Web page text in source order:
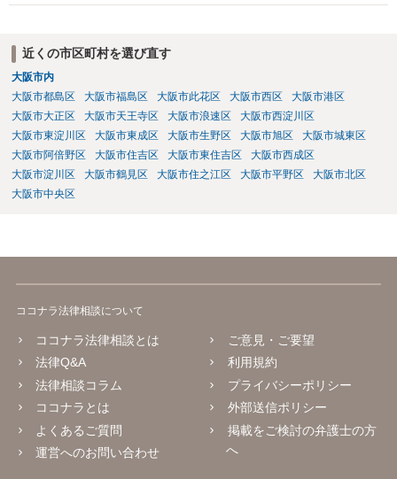
も相続権があります。つまり、孫５人に加えて「おじ又はおば」にも
近くの市区町村を選び直す
大阪市内
大阪市都島区
大阪市福島区 大阪市此花区 大阪市西区
大阪市港区
大阪市大正区
大阪市天王寺区 大阪市浪速区
大阪市西淀川区
大阪市東淀川区
大阪市東成区 大阪市生野区 大阪市旭区
大阪市城東区
大阪市阿倍野区
大阪市住吉区 大阪市東住吉区
大阪市西成区
大阪市淀川区
大阪市鶴見区 大阪市住之江区 大阪市平野区
大阪市北区
大阪市中央区
ココナラ法律相談について
ココナラ法律相談とは
法律Q&A
法律相談コラム
ココナラとは
よくあるご質問
運営へのお問い合わせ
ご意見・ご要望
利用規約
プライバシーポリシー
外部送信ポリシー
掲載をご検討の弁護士の方
へ